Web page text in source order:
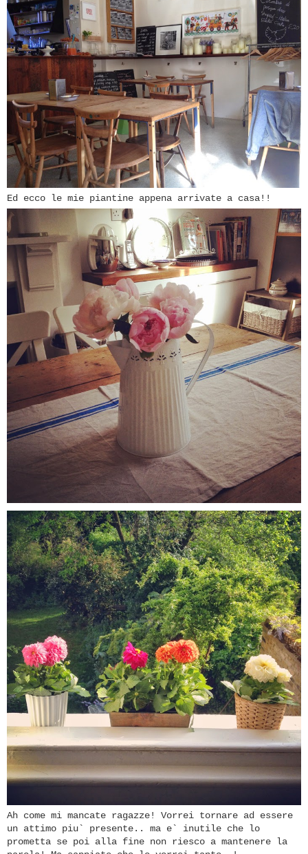
Ed ecco le mie piantine appena arrivate a casa!!
Ah come mi mancate ragazze! Vorrei tornare ad essere
un attimo piu` presente.. ma e` inutile che lo
prometta se poi alla fine non riesco a mantenere la